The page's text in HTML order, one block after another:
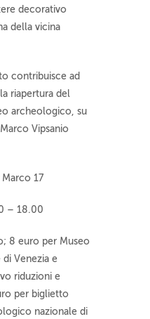
decorativo
della vicina
contribuisce ad
riapertura del
archeologico, su
Vipsanio
Marco 17
– 18.00
8 euro per Museo
Venezia e
riduzioni e
per biglietto
nazionale di